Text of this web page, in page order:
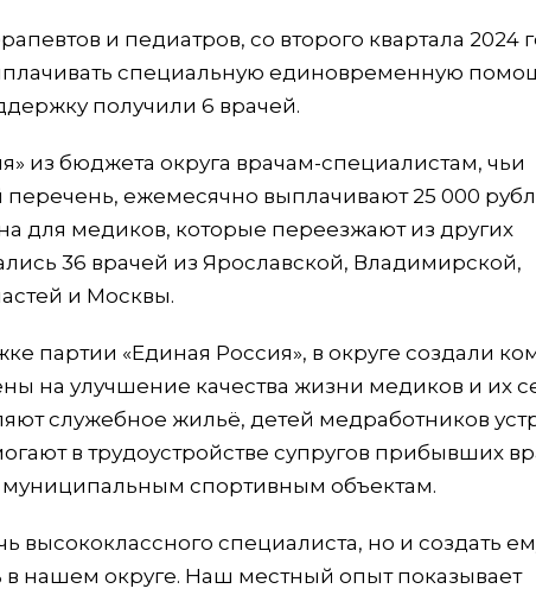
и педиатров, со второго квартала 2024
специальную единовременную
получили 6 врачей.
из бюджета округа врачам-специалистам, чьи
ежемесячно выплачивают 25 000
для медиков, которые переезжают из других
36 врачей из Ярославской, Владимирской,
и Москвы.
«Единая Россия», в округе создали
на улучшение качества жизни медиков и их
служебное жильё, детей медработников
в трудоустройстве супругов прибывших
муниципальным спортивным объектам.
высококлассного специалиста, но и создать
в нашем округе. Наш местный опыт показывает